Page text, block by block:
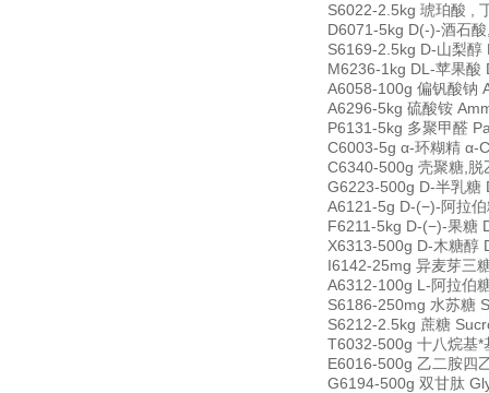
S6022-2.5kg 琥珀酸 ,
D6071-5kg D(-)-酒石
S6169-2.5kg D-山梨
M6236-1kg DL-苹果酸
A6058-100g 偏钒酸钠
A6296-5kg 硫酸铵
P6131-5kg 多聚甲醛
C6003-5g α-环糊精 α-
C6340-500g 壳聚糖,
G6223-500g D-半乳糖
A6121-5g D-(−)-阿拉
F6211-5kg D-(−)-果糖
X6313-500g D-木糖醇
I6142-25mg 异麦芽三
A6312-100g L-阿拉伯
S6186-250mg 水苏糖
S6212-2.5kg 蔗糖
T6032-500g 十八烷基
E6016-500g 乙二胺四
G6194-500g 双甘肽